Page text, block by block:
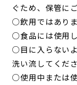
ぐため、保管に
○飲用ではあり
○食品には使用
○目に入らない
洗い流してくだ
○使用中または